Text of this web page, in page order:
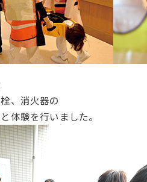
、消火器の
体験を行いました。